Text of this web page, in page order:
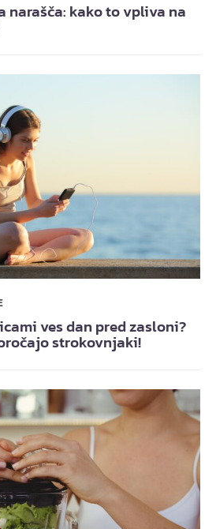
narašča: kako to vpliva na
ves dan pred zasloni?
strokovnjaki!